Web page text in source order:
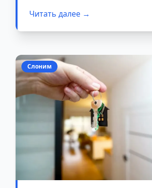
специальностям. Жильё
на период трудовых
Читать далее →
Слоним